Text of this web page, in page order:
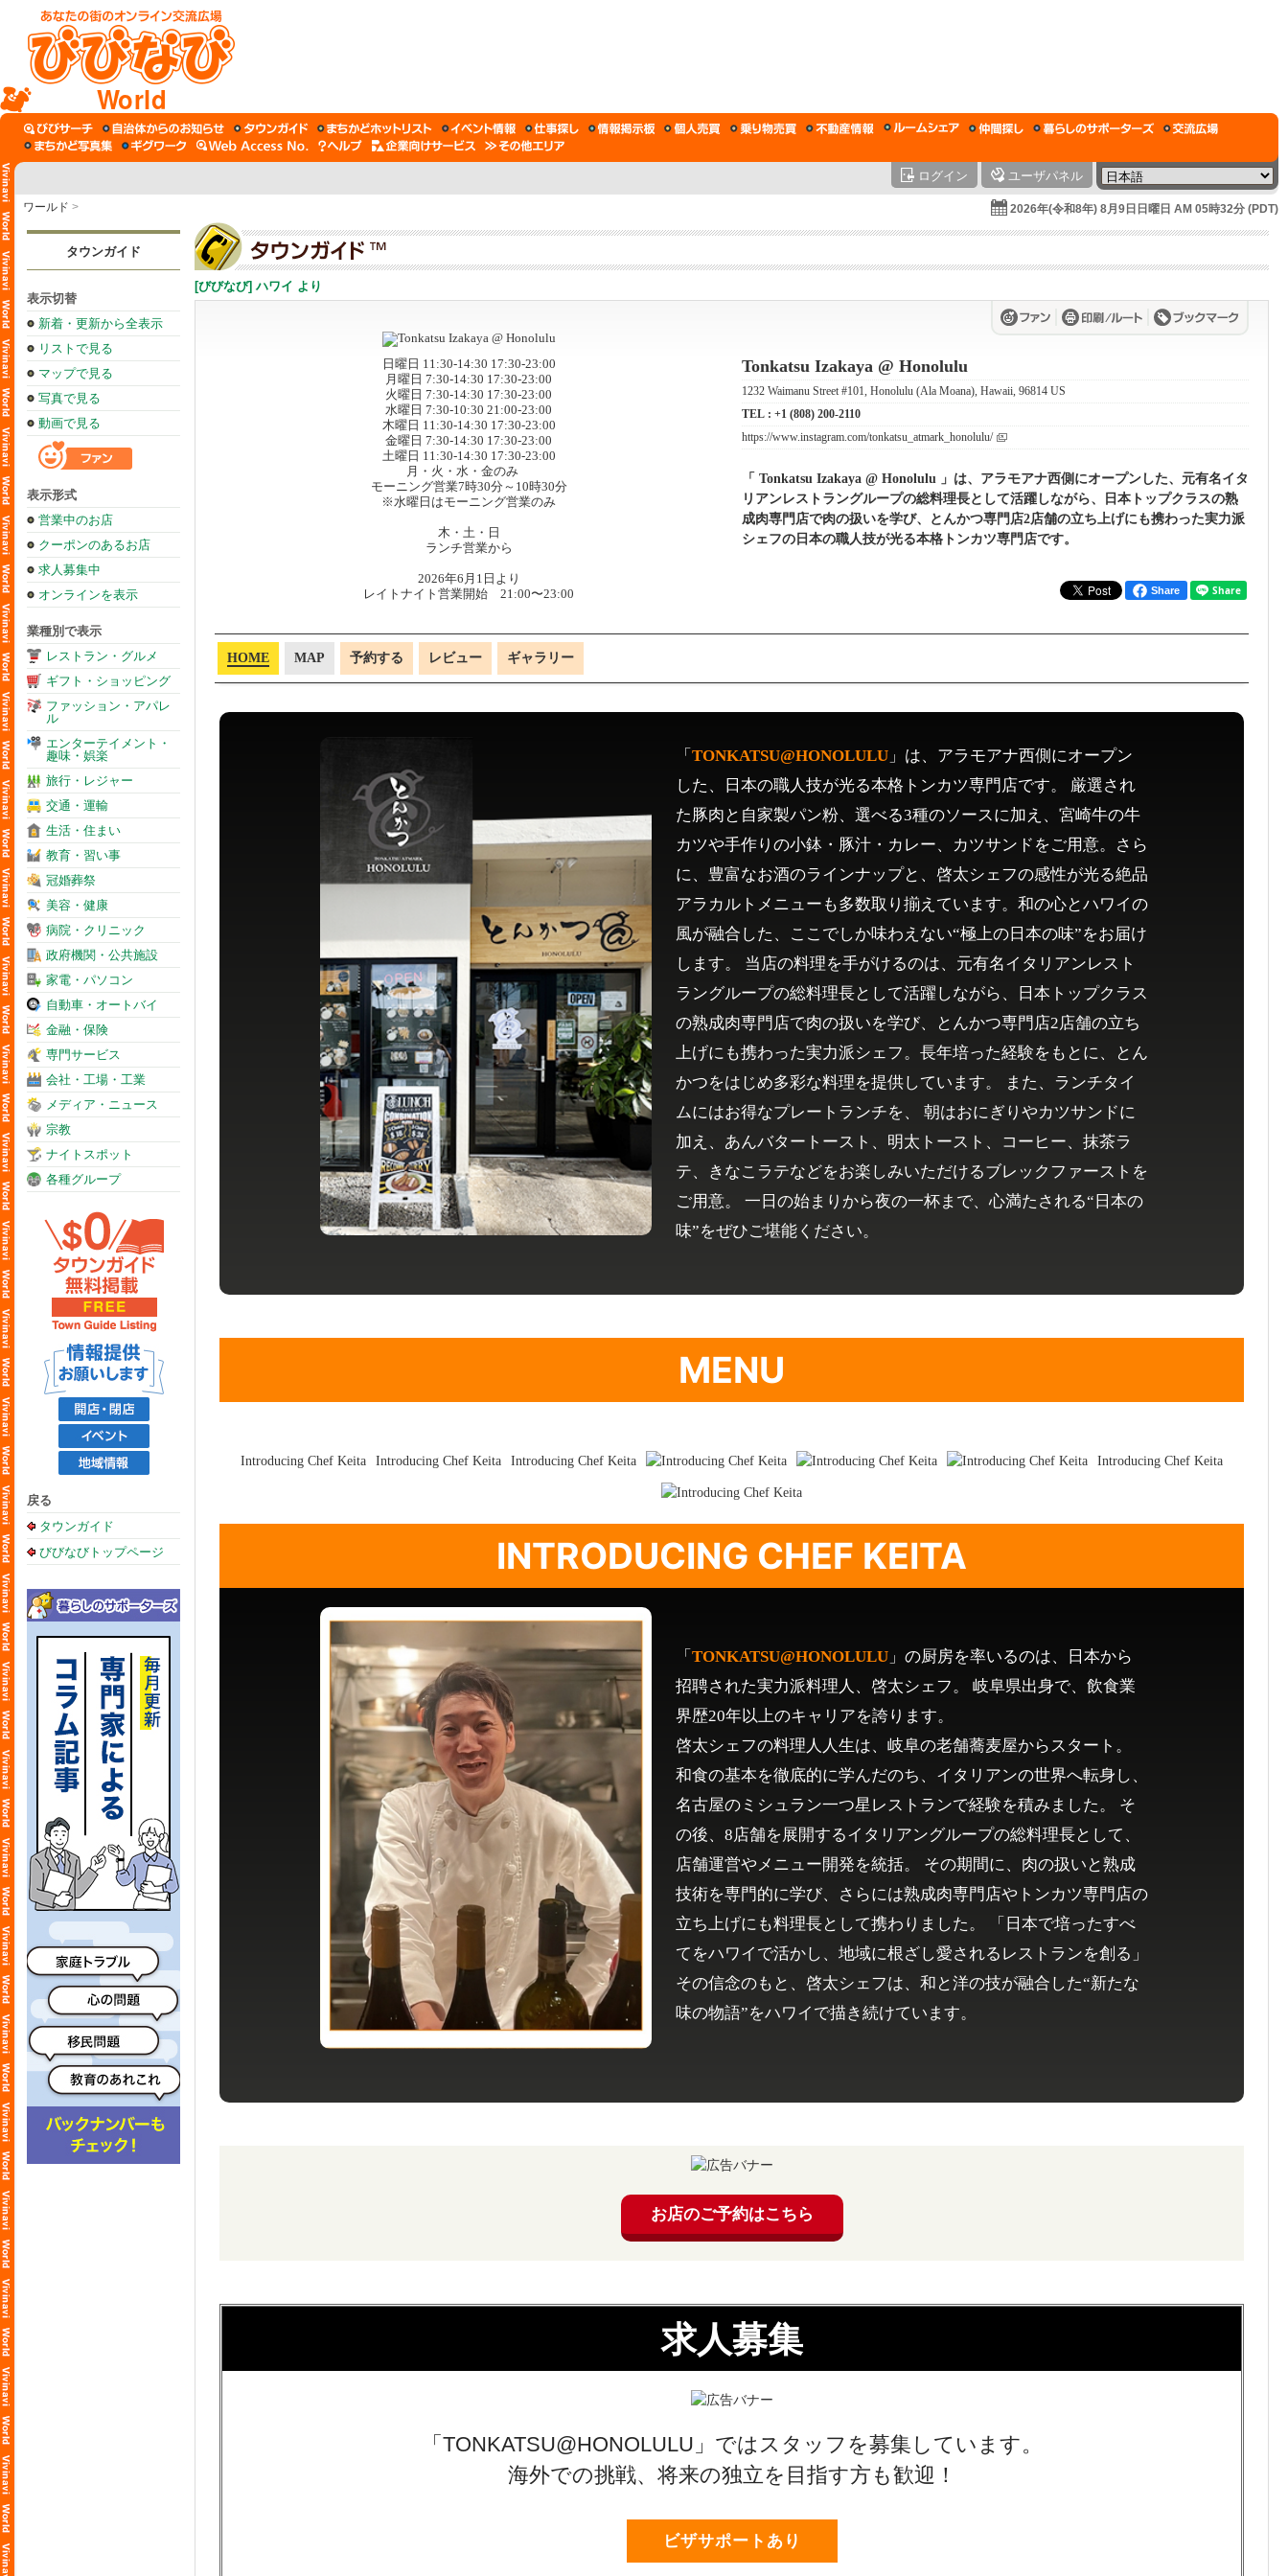
World
ログイン ユーザパネル
ワールド > 2026年(令和8年) 8月9日日曜日 AM 05時32分 (PDT)
タウンガイド
表示切替
新着・更新から全表示
リストで見る
マップで見る
写真で見る
動画で見る
表示形式
営業中のお店
クーポンのあるお店
求人募集中
オンラインを表示
業種別で表示
レストラン・グルメ
ギフト・ショッピング
ファッション・アパレ
ル
エンターテイメント・
趣味・娯楽
旅行・レジャー
交通・運輸
生活・住まい
教育・習い事
冠婚葬祭
美容・健康
病院・クリニック
政府機関・公共施設
家電・パソコン
自動車・オートバイ
金融・保険
専門サービス
会社・工場・工業
メディア・ニュース
宗教
ナイトスポット
各種グループ
戻る
タウンガイド
びびなびトップページ
[びびなび] ハワイ より
日曜日 11:30-14:30 17:30-23:00
月曜日 7:30-14:30 17:30-23:00
火曜日 7:30-14:30 17:30-23:00
水曜日 7:30-10:30 21:00-23:00
木曜日 11:30-14:30 17:30-23:00
金曜日 7:30-14:30 17:30-23:00
土曜日 11:30-14:30 17:30-23:00
月・火・水・金のみ
モーニング営業7時30分～10時30分
※水曜日はモーニング営業のみ
木・土・日
ランチ営業から
2026年6月1日より
レイトナイト営業開始 21:00〜23:00
Tonkatsu Izakaya @ Honolulu
1232 Waimanu Street #101, Honolulu (Ala Moana), Hawaii, 96814 US
TEL : +1 (808) 200-2110
https://www.instagram.com/tonkatsu_atmark_honolulu/
「 Tonkatsu Izakaya @ Honolulu 」は、アラモアナ西側にオープンした、元有名イタ
リアンレストラングループの総料理長として活躍しながら、日本トップクラスの熟
成肉専門店で肉の扱いを学び、とんかつ専門店2店舗の立ち上げにも携わった実力派
シェフの日本の職人技が光る本格トンカツ専門店です。
Share
HOME MAP 予約する レビュー ギャラリー
「TONKATSU@HONOLULU 」は、アラモアナ西側にオープン
した、日本の職人技が光る本格トンカツ専門店です。 厳選され
た豚肉と自家製パン粉、選べる3種のソースに加え、宮崎牛の牛
カツや手作りの小鉢・豚汁・カレー、カツサンドをご用意。さら
に、豊富なお酒のラインナップと、啓太シェフの感性が光る絶品
アラカルトメニューも多数取り揃えています。和の心とハワイの
風が融合した、ここでしか味わえない“極上の日本の味”をお届け
します。 当店の料理を手がけるのは、元有名イタリアンレスト
ラングループの総料理長として活躍しながら、日本トップクラス
の熟成肉専門店で肉の扱いを学び、とんかつ専門店2店舗の立ち
上げにも携わった実力派シェフ。長年培った経験をもとに、とん
かつをはじめ多彩な料理を提供しています。 また、ランチタイ
ムにはお得なプレートランチを、 朝はおにぎりやカツサンドに
加え、あんバタートースト、明太トースト、コーヒー、抹茶ラ
テ、きなこラテなどをお楽しみいただけるブレックファーストを
ご用意。 一日の始まりから夜の一杯まで、心満たされる“日本の
味”をぜひご堪能ください。
MENU
INTRODUCING CHEF KEITA
「TONKATSU@HONOLULU 」の厨房を率いるのは、日本から
招聘された実力派料理人、啓太シェフ。 岐阜県出身で、飲食業
界歴20年以上のキャリアを誇ります。
啓太シェフの料理人人生は、岐阜の老舗蕎麦屋からスタート。
和食の基本を徹底的に学んだのち、イタリアンの世界へ転身し、
名古屋のミシュラン一つ星レストランで経験を積みました。 そ
の後、8店舗を展開するイタリアングループの総料理長として、
店舗運営やメニュー開発を統括。 その期間に、肉の扱いと熟成
技術を専門的に学び、さらには熟成肉専門店やトンカツ専門店の
立ち上げにも料理長として携わりました。 「日本で培ったすべ
てをハワイで活かし、地域に根ざし愛されるレストランを創る」
その信念のもと、啓太シェフは、和と洋の技が融合した“新たな
味の物語”をハワイで描き続けています。
お店のご予約はこちら
求人募集
「TONKATSU@HONOLULU」ではスタッフを募集しています。
海外での挑戦、将来の独立を目指す方も歓迎！
ビザサポートあり